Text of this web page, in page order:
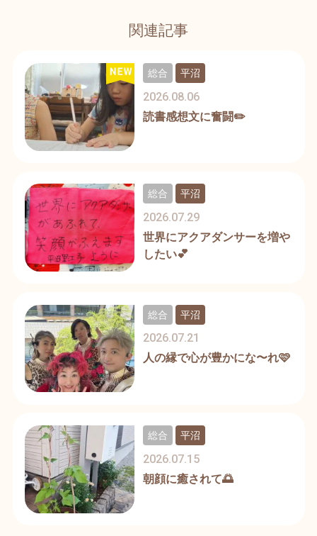
関連記事
読書感想文に奮闘✏️
2026.08.06
総合 平沼
世界にアクアダンサーを増や
したい💕
2026.07.29
総合 平沼
人の縁で心が豊かにな〜れ🩷
2026.07.21
総合 平沼
朝顔に癒されて🌅
2026.07.15
総合 平沼